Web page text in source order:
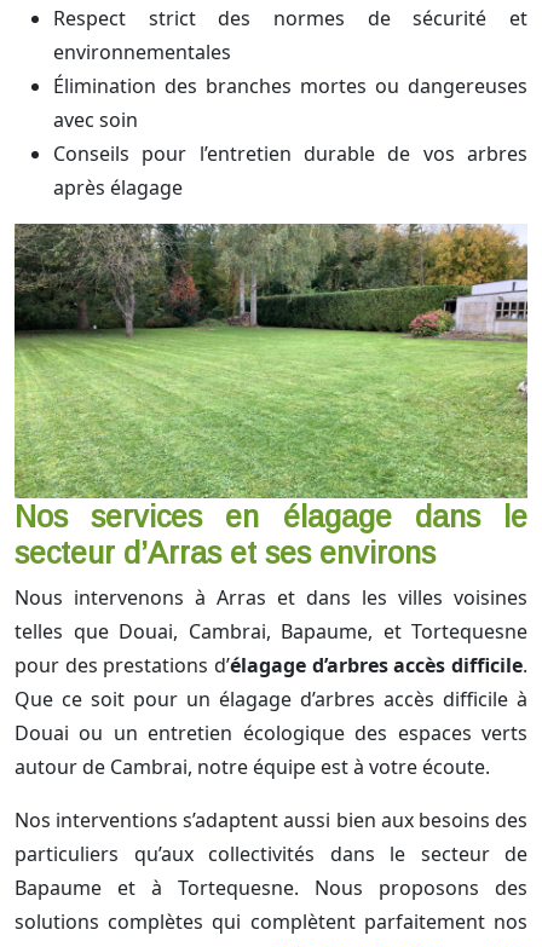
Respect strict des normes de sécurité et
environnementales
Élimination des branches mortes ou dangereuses
avec soin
Conseils pour l’entretien durable de vos arbres
après élagage
Nos services en élagage dans le
secteur d’Arras et ses environs
Nous intervenons à Arras et dans les villes voisines
telles que Douai, Cambrai, Bapaume, et Tortequesne
pour des prestations d’élagage d’arbres accès difficile.
Que ce soit pour un élagage d’arbres accès difficile à
Douai ou un entretien écologique des espaces verts
autour de Cambrai, notre équipe est à votre écoute.
Nos interventions s’adaptent aussi bien aux besoins des
particuliers qu’aux collectivités dans le secteur de
Bapaume et à Tortequesne. Nous proposons des
solutions complètes qui complètent parfaitement nos